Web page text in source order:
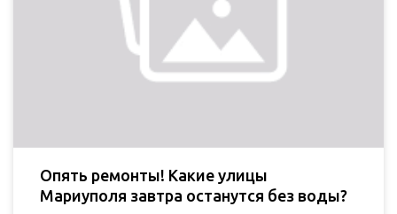
Опять ремонты! Какие улицы
Мариуполя завтра останутся без воды?